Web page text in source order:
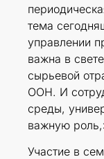
тема
управлении
важна в
сырьевой
ООН. И
среды,
важную
Участие в